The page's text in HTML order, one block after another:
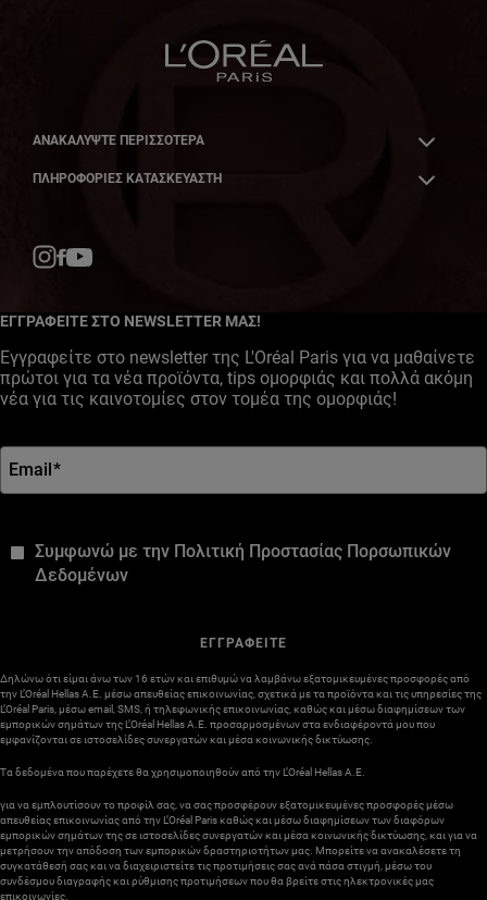
ΑΝΑΚΑΛΎΨΤΕ ΠΕΡΙΣΣΌΤΕΡΑ
ΠΛΗΡΟΦΟΡΙΕΣ ΚΑΤΑΣΚΕΥΑΣΤΗ
ΕΓΓΡΑΦΕΙΤΕ ΣΤΟ NEWSLETTER ΜΑΣ!
Εγγραφείτε στο newsletter της L'Oréal Paris για να μαθαίνετε
πρώτοι για τα νέα προϊόντα, tips ομορφιάς και πολλά ακόμη
νέα για τις καινοτομίες στον τομέα της ομορφιάς!
Email *
Συμφωνώ με την Πολιτική Προστασίας Πορσωπικών
Δεδομένων
ΕΓΓΡΑΦΕΙΤΕ
Δηλώνω ότι είμαι άνω των 16 ετών και επιθυμώ να λαμβάνω εξατομικευμένες προσφορές από
την L’Oréal Hellas A.E. μέσω απευθείας επικοινωνίας, σχετικά με τα προϊόντα και τις υπηρεσίες της
L’Oréal Paris, μέσω email, SMS, ή τηλεφωνικής επικοινωνίας, καθώς και μέσω διαφημίσεων των
εμπορικών σημάτων της L’Oréal Hellas A.E. προσαρμοσμένων στα ενδιαφέροντά μου που
εμφανίζονται σε ιστοσελίδες συνεργατών και μέσα κοινωνικής δικτύωσης.
Τα δεδομένα που παρέχετε θα χρησιμοποιηθούν από την L’Oréal Hellas A.E.
για να εμπλουτίσουν το προφίλ σας, να σας προσφέρουν εξατομικευμένες προσφορές μέσω
απευθείας επικοινωνίας από την L’Oréal Paris καθώς και μέσω διαφημίσεων των διαφόρων
εμπορικών σημάτων της σε ιστοσελίδες συνεργατών και μέσα κοινωνικής δικτύωσης, και για να
μετρήσουν την απόδοση των εμπορικών δραστηριοτήτων μας. Μπορείτε να ανακαλέσετε τη
συγκατάθεσή σας και να διαχειριστείτε τις προτιμήσεις σας ανά πάσα στιγμή, μέσω του
συνδέσμου διαγραφής και ρύθμισης προτιμήσεων που θα βρείτε στις ηλεκτρονικές μας
επικοινωνίες.